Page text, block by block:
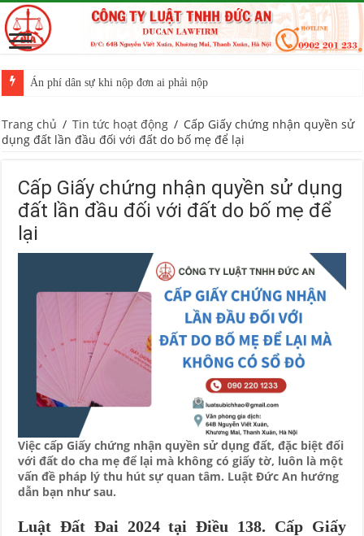
Án phí dân sự khi nộp đơn ai phải nộp
Trang chủ / Tin tức hoạt động / Cấp Giấy chứng nhận quyền sử
dụng đất lần đầu đối với đất do bố mẹ để lại
Cấp Giấy chứng nhận quyền sử dụng
đất lần đầu đối với đất do bố mẹ để
lại
Việc cấp Giấy chứng nhận quyền sử dụng đất, đặc biệt đối
với đất do cha mẹ để lại mà không có giấy tờ, luôn là một
vấn đề pháp lý thu hút sự quan tâm. Luật Đức An hướng
dẫn bạn như sau.
Luật Đất Đai 2024 tại Điều 138. Cấp Giấy